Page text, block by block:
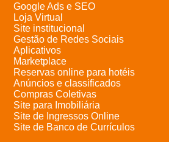
Google Ads e SEO
Loja Virtual
Site institucional
Gestão de Redes Sociais
Aplicativos
Marketplace
Reservas online para hotéis
Anúncios e classificados
Compras Coletivas
Site para Imobiliária
Site de Ingressos Online
Site de Banco de Currículos